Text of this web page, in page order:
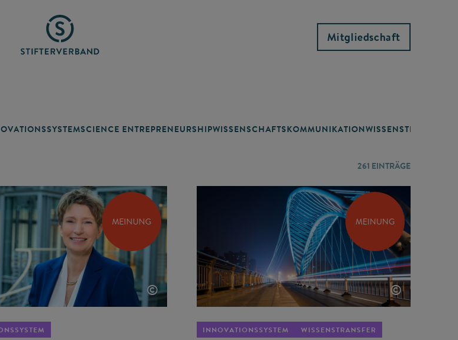
Mitgliedschaft
SCIENCE ENTREPRENEURSHIPWISSENSCHAFTSKOMMUNIKATIONWISSENSTRANSFER
261 EINTRÄGE
MEINUNG
©
MEINUNG
©
INNOVATIONSSYSTEM WISSENSTRANSFER